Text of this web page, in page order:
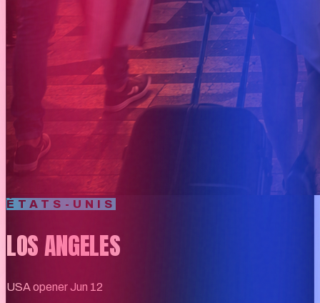
ÉTATS-UNIS
LOS ANGELES
USA opener Jun 12